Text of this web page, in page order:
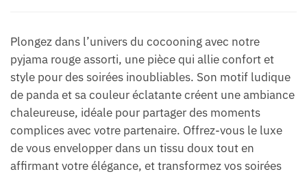
Plongez dans l’univers du cocooning avec notre
pyjama rouge assorti, une pièce qui allie confort et
style pour des soirées inoubliables. Son motif ludique
de panda et sa couleur éclatante créent une ambiance
chaleureuse, idéale pour partager des moments
complices avec votre partenaire. Offrez-vous le luxe
de vous envelopper dans un tissu doux tout en
affirmant votre élégance, et transformez vos soirées